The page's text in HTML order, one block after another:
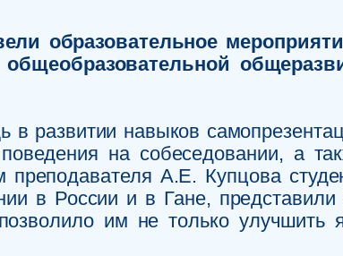
образовательное
развитии навыков
на собеседовании, а
А.Е. Купцова
в России и в Гане,
им не только